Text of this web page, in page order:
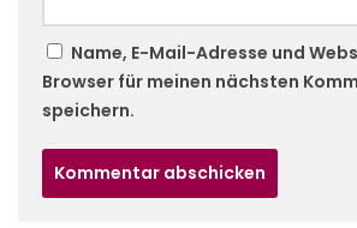
Name, E-Mail-Adresse und
Browser für meinen nächsten
speichern.